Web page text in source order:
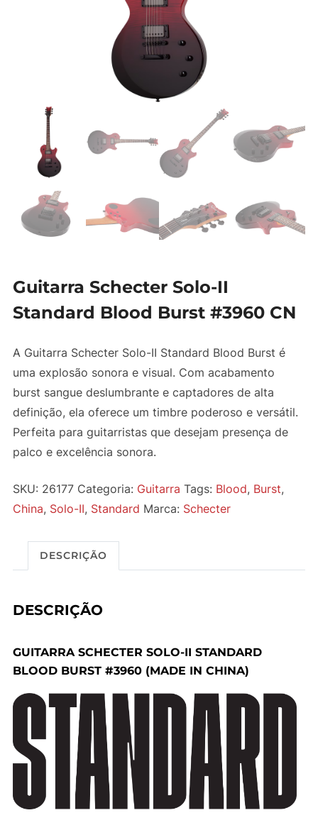
Guitarra Schecter Solo-II
Standard Blood Burst #3960 CN
A Guitarra Schecter Solo-II Standard Blood Burst é
uma explosão sonora e visual. Com acabamento
burst sangue deslumbrante e captadores de alta
definição, ela oferece um timbre poderoso e versátil.
Perfeita para guitarristas que desejam presença de
palco e excelência sonora.
SKU: 26177 Categoria: Guitarra Tags: Blood, Burst,
China, Solo-II, Standard Marca: Schecter
DESCRIÇÃO
DESCRIÇÃO
GUITARRA SCHECTER SOLO-II STANDARD
BLOOD BURST #3960 (MADE IN CHINA)